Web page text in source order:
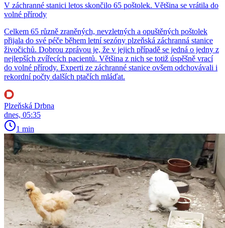
V záchranné stanici letos skončilo 65 poštolek. Většina se vrátila do
volné přírody
Celkem 65 různě zraněných, nevzletných a opuštěných poštolek
přijala do své péče během letní sezóny plzeňská záchranná stanice
živočichů. Dobrou zprávou je, že v jejich případě se jedná o jedny z
nejlepších zvířecích pacientů. Většina z nich se totiž úspěšně vrací
do volné přírody. Experti ze záchranné stanice ovšem odchovávali i
rekordní počty dalších ptačích mláďat.
Plzeňská Drbna
dnes, 05:35
1 min